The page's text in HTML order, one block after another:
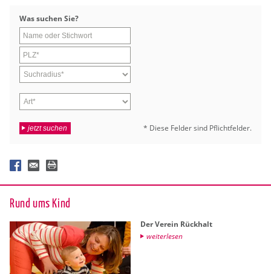
Was su­chen Sie?
jetzt suchen * Diese Fel­der sind Pflicht­fel­der.
Rund ums Kind
Der Ver­ein Rück­halt
wei­ter­le­sen